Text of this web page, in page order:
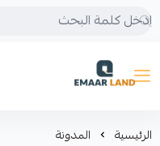
إعمار لاند
الرئيسية المدونة